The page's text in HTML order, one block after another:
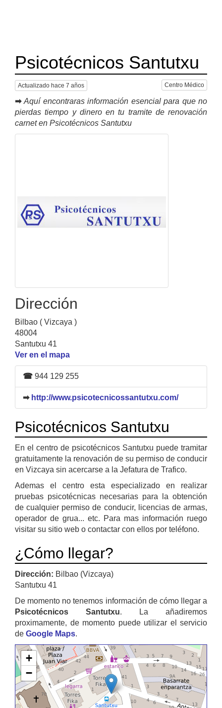
Psicotécnicos Santutxu
Actualizado hace 7 años Centro Médico
➡ Aquí encontraras información esencial para que no
pierdas tiempo y dinero en tu tramite de renovación
carnet en Psicotécnicos Santutxu
Dirección
Bilbao ( Vizcaya )
48004
Santutxu 41
Ver en el mapa
☎ 944 129 255
➡ http://www.psicotecnicossantutxu.com/
Psicotécnicos Santutxu
En el centro de psicotécnicos Santutxu puede tramitar
gratuitamente la renovación de su permiso de conducir
en Vizcaya sin acercarse a la Jefatura de Trafico.
Ademas el centro esta especializado en realizar
pruebas psicotécnicas necesarias para la obtención
de cualquier permiso de conducir, licencias de armas,
operador de grua... etc. Para mas información ruego
visitar su sitio web o contactar con ellos por teléfono.
¿Cómo llegar?
Dirección: Bilbao (Vizcaya)
Santutxu 41
De momento no tenemos información de cómo llegar a
Psicotécnicos Santutxu. La añadiremos
proximamente, de momento puede utilizar el servicio
de Google Maps.
+
−